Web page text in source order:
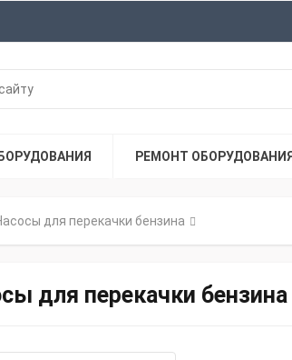
РЕМОНТ ОБОРУДОВАНИЯ
для перекачки бензина
для перекачки бензина